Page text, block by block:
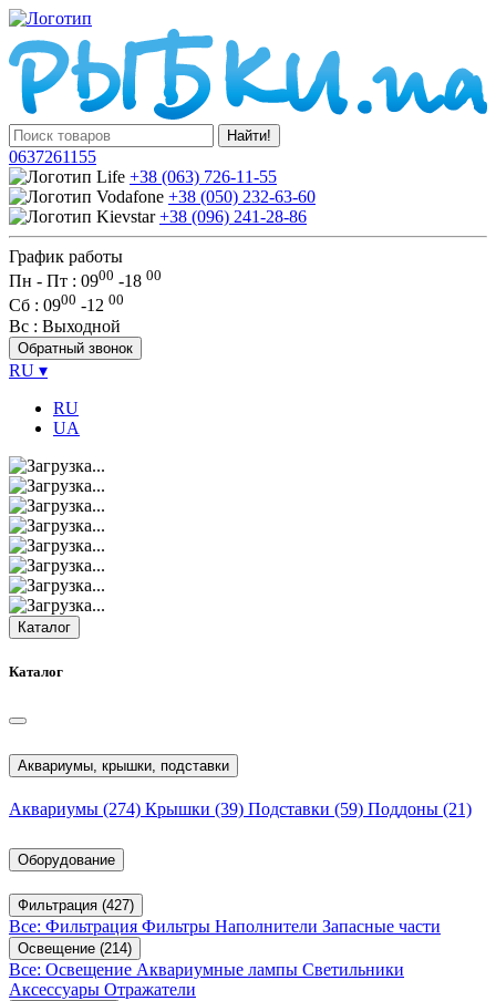
Найти!
0637261155
+38 (063) 726-11-55
+38 (050) 232-63-60
+38 (096) 241-28-86
График работы
Пн - Пт : 0900 -18 00
Сб : 0900 -12 00
Вс : Выходной
Обратный звонок
RU ▾
RU
UA
Каталог
Каталог
Аквариумы, крышки, подставки
Аквариумы (274) Крышки (39) Подставки (59) Поддоны (21)
Оборудование
Фильтрация (427)
Все: Фильтрация Фильтры Наполнители Запасные части
Освещение (214)
Все: Освещение Аквариумные лампы Светильники
Аксессуары Отражатели